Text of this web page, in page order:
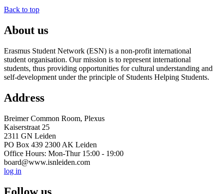
Back to top
About us
Erasmus Student Network (ESN) is a non-profit international
student organisation. Our mission is to represent international
students, thus providing opportunities for cultural understanding and
self-development under the principle of Students Helping Students.
Address
Breimer Common Room, Plexus
Kaiserstraat 25
2311 GN Leiden
PO Box 439 2300 AK Leiden
Office Hours: Mon-Thur 15:00 - 19:00
board@www.isnleiden.com
log in
Follow us